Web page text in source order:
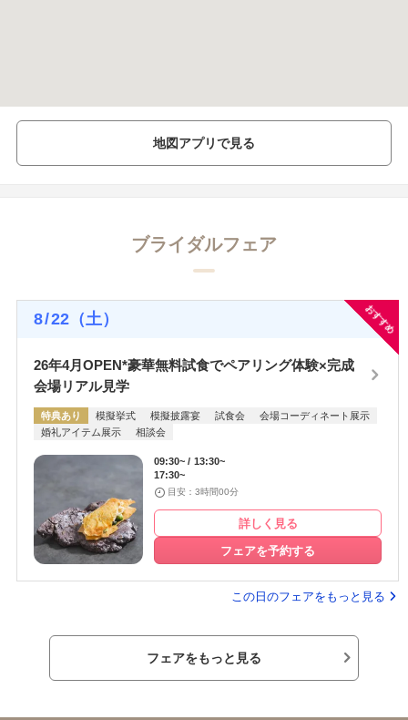
地図アプリで見る
ブライダルフェア
おすすめ
8/22 （土）
26年4月OPEN*豪華無料試食でペアリング体験×完成
会場リアル見学
特典あり 模擬挙式 模擬披露宴 試食会
会場コーディネート展示
婚礼アイテム展示
相談会
09:30~
13:30~
17:30~
目安：3時間00分
詳しく見る
フェアを予約する
この日のフェアをもっと見る
フェアをもっと見る